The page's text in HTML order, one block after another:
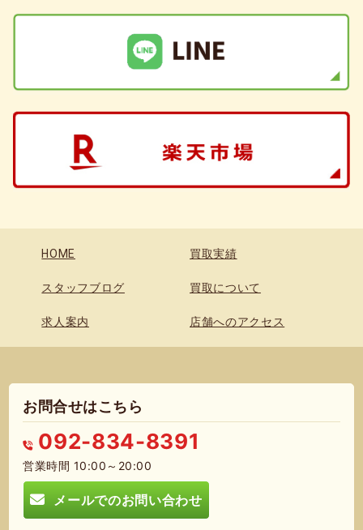
HOME 買取実績
スタッフブログ 買取について
求人案内 店舗へのアクセス
お問合せはこちら
092-834-8391
営業時間 10:00～20:00
メールでのお問い合わせ